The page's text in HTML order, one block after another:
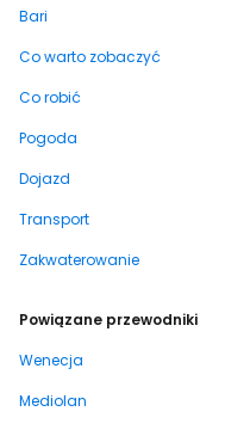
Bari
Co warto zobaczyć
Co robić
Pogoda
Dojazd
Transport
Zakwaterowanie
Powiązane przewodniki
Wenecja
Mediolan